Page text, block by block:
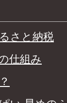
さと納税
仕組み